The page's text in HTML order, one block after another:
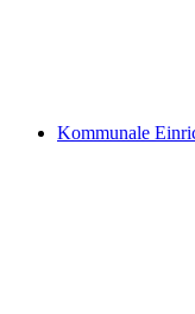
Kommunale